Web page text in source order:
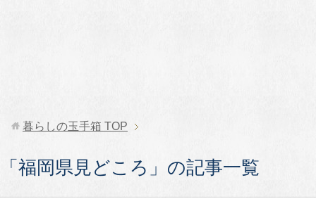
暮らしの玉手箱 TOP
「福岡県見どころ」の記事一覧